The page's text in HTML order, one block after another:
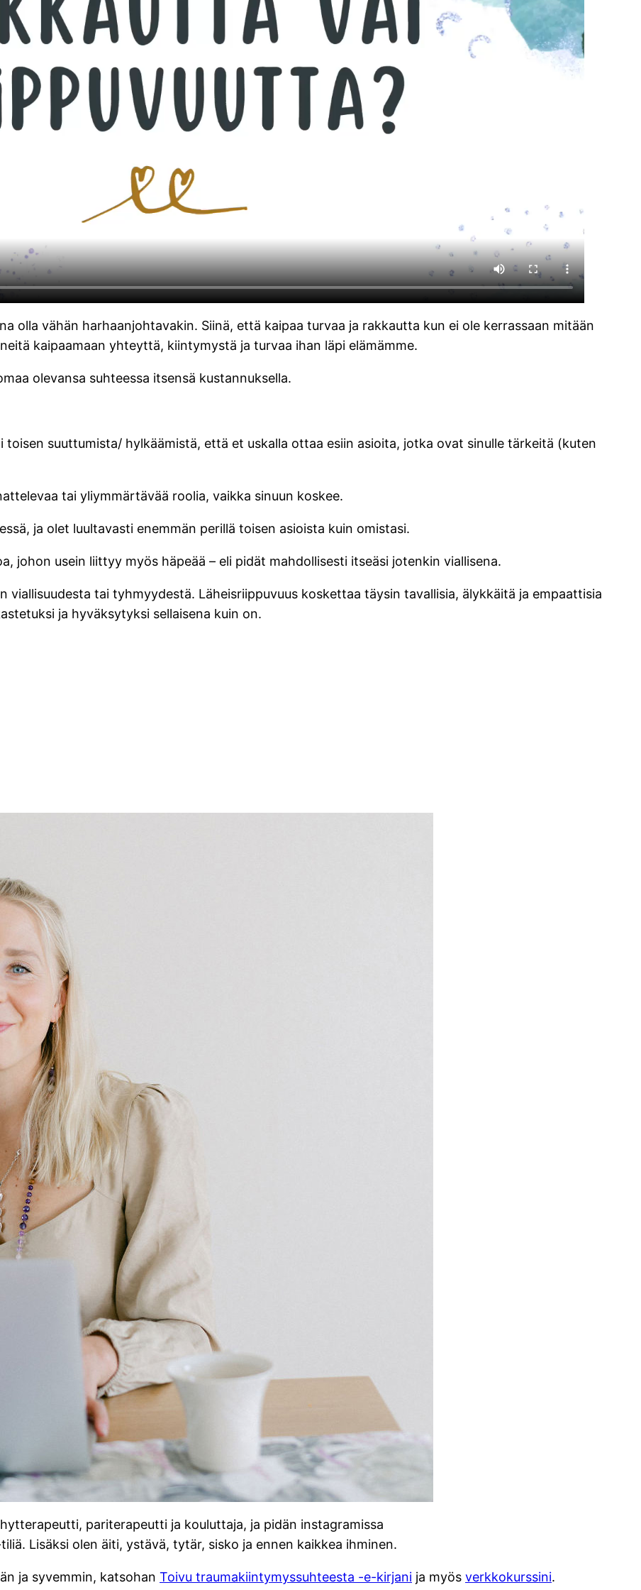
olla vähän harhaanjohtavakin. Siinä, että kaipaa turvaa ja rakkautta kun ei ole kerrassaan mitään
kaipaamaan yhteyttä, kiintymystä ja turvaa ihan läpi elämämme.
olevansa suhteessa itsensä kustannuksella.
suuttumista/ hylkäämistä, että et uskalla ottaa esiin asioita, jotka ovat sinulle tärkeitä (kuten
tai yliymmärtävää roolia, vaikka sinuun koskee.
ja olet luultavasti enemmän perillä toisen asioista kuin omistasi.
johon usein liittyy myös häpeää – eli pidät mahdollisesti itseäsi jotenkin viallisena.
viallisuudesta tai tyhmyydestä. Läheisriippuvuus koskettaa täysin tavallisia, älykkäitä ja empaattisia
ja hyväksytyksi sellaisena kuin on.
pariterapeutti ja kouluttaja, ja pidän instagramissa
Lisäksi olen äiti, ystävä, tytär, sisko ja ennen kaikkea ihminen.
ja syvemmin, katsohan Toivu traumakiintymyssuhteesta -e-kirjani ja myös verkkokurssini.